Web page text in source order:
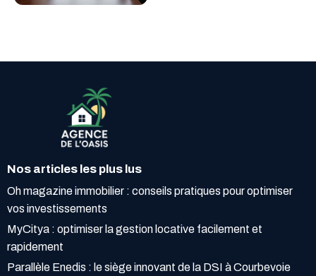
Nos articles les plus lus
Oh magazine immobilier : conseils pratiques pour optimiser
vos investissements
MyCitya : optimiser la gestion locative facilement et
rapidement
Parallèle Enedis : le siège innovant de la DSI à Courbevoie